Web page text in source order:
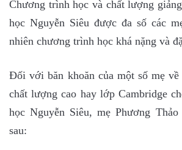
Chương trình học và chất lượng
học Nguyễn Siêu được đa số các
nhiên chương trình học khá nặng và
Đối với băn khoăn của một số mẹ
chất lượng cao hay lớp Cambridge
học Nguyễn Siêu, mẹ Phương
sau: